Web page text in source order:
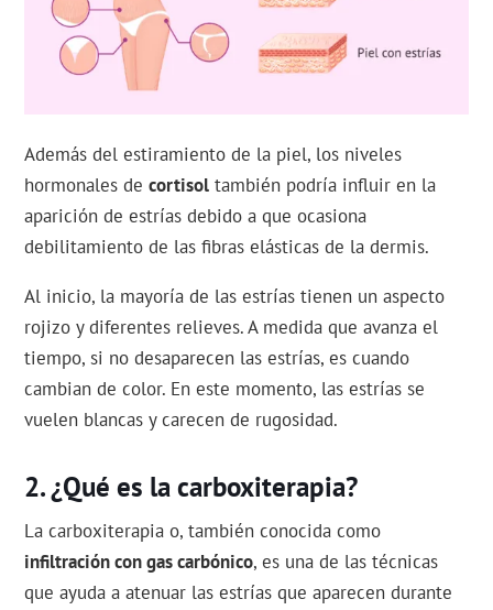
Además del estiramiento de la piel, los niveles
hormonales decortisol también podría influir en la
aparición de estrías debido a que ocasiona
debilitamiento de las fibras elásticas de la dermis.
Al inicio, la mayoría de las estrías tienen un aspecto
rojizo y diferentes relieves. A medida que avanza el
tiempo, si no desaparecen las estrías, es cuando
cambian de color. En este momento, las estrías se
vuelen blancas y carecen de rugosidad.
¿Qué es la carboxiterapia?
La carboxiterapia o, también conocida como
infiltración con gas carbónico, es una de las técnicas
que ayuda a atenuar las estrías que aparecen durante